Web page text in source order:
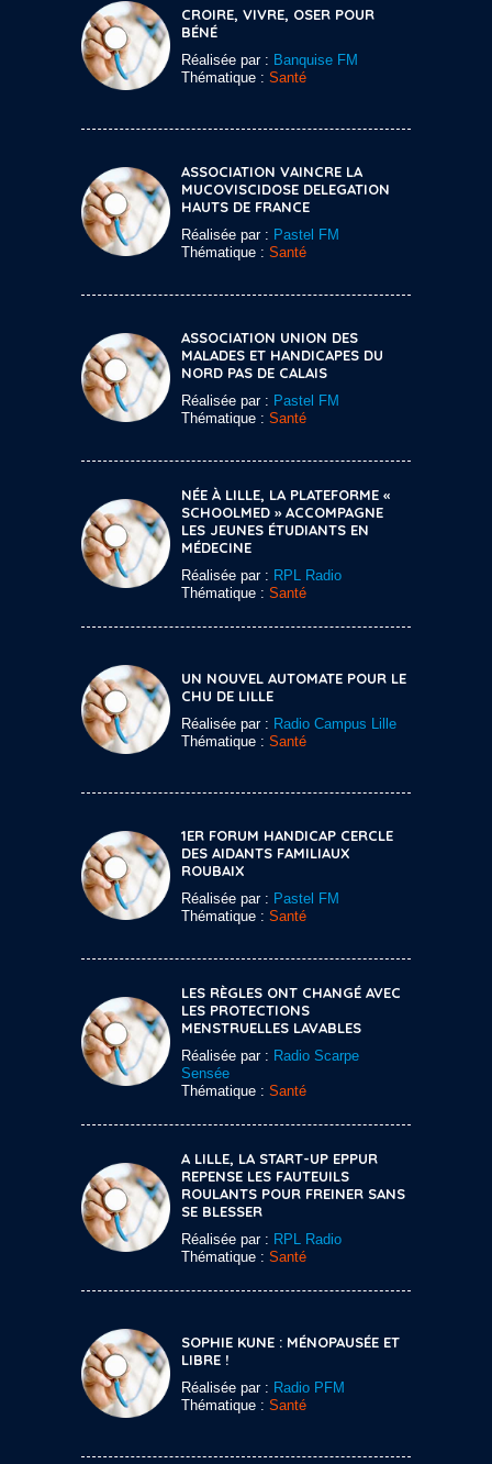
CROIRE, VIVRE, OSER POUR
BÉNÉ
Réalisée par : Banquise FM
Thématique : Santé
ASSOCIATION VAINCRE LA
MUCOVISCIDOSE DELEGATION
HAUTS DE FRANCE
Réalisée par : Pastel FM
Thématique : Santé
ASSOCIATION UNION DES
MALADES ET HANDICAPES DU
NORD PAS DE CALAIS
Réalisée par : Pastel FM
Thématique : Santé
NÉE À LILLE, LA PLATEFORME «
SCHOOLMED » ACCOMPAGNE
LES JEUNES ÉTUDIANTS EN
MÉDECINE
Réalisée par : RPL Radio
Thématique : Santé
UN NOUVEL AUTOMATE POUR LE
CHU DE LILLE
Réalisée par : Radio Campus Lille
Thématique : Santé
1ER FORUM HANDICAP CERCLE
DES AIDANTS FAMILIAUX
ROUBAIX
Réalisée par : Pastel FM
Thématique : Santé
LES RÈGLES ONT CHANGÉ AVEC
LES PROTECTIONS
MENSTRUELLES LAVABLES
Réalisée par : Radio Scarpe
Sensée
Thématique : Santé
A LILLE, LA START-UP EPPUR
REPENSE LES FAUTEUILS
ROULANTS POUR FREINER SANS
SE BLESSER
Réalisée par : RPL Radio
Thématique : Santé
SOPHIE KUNE : MÉNOPAUSÉE ET
LIBRE !
Réalisée par : Radio PFM
Thématique : Santé